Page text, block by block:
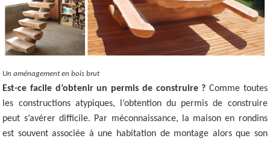
Un aménagement en bois brut
Est-ce facile d’obtenir un permis de construire ? Comme toutes
les constructions atypiques, l’obtention du permis de construire
peut s’avérer difficile. Par méconnaissance, la maison en rondins
est souvent associée à une habitation de montage alors que son